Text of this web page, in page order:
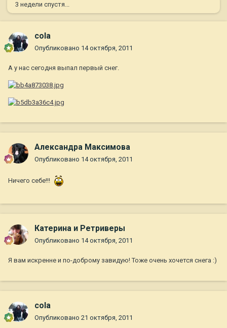
3 недели спустя...
cola
Опубликовано 14 октября, 2011
А у нас сегодня выпал первый снег.
Александра Максимова
Опубликовано 14 октября, 2011
Ничего себе!!!
Катерина и Ретриверы
Опубликовано 14 октября, 2011
Я вам искренне и по-доброму завидую! Тоже очень хочется снега :)
cola
Опубликовано 21 октября, 2011